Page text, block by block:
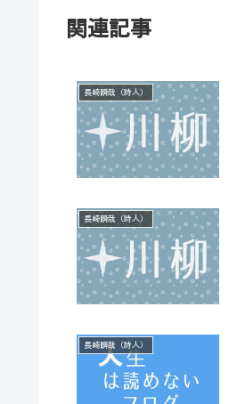
関連記事
長崎瞬哉（詩人）
長崎瞬哉（詩人）
長崎瞬哉（詩人）